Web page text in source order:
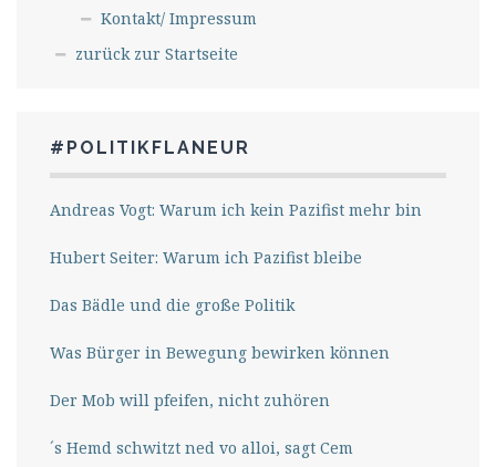
Kontakt/ Impressum
zurück zur Startseite
#POLITIKFLANEUR
Andreas Vogt: Warum ich kein Pazifist mehr bin
Hubert Seiter: Warum ich Pazifist bleibe
Das Bädle und die große Politik
Was Bürger in Bewegung bewirken können
Der Mob will pfeifen, nicht zuhören
´s Hemd schwitzt ned vo alloi, sagt Cem